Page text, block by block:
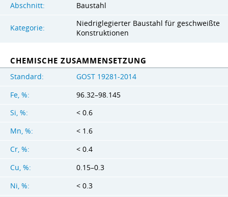
Abschnitt:
Baustahl
Kategorie:
Niedriglegierter Baustahl für geschweißte
Konstruktionen
CHEMISCHE ZUSAMMENSETZUNG
Standard:
GOST 19281-2014
Fe, %:
96.32–98.145
Si, %:
< 0.6
Mn, %:
< 1.6
Cr, %:
< 0.4
Cu, %:
0.15–0.3
Ni, %:
< 0.3